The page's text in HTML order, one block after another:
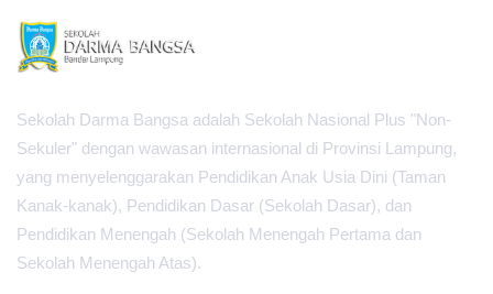
Sekolah Darma Bangsa adalah Sekolah Nasional Plus "Non-
Sekuler" dengan wawasan internasional di Provinsi Lampung,
yang menyelenggarakan Pendidikan Anak Usia Dini (Taman
Kanak-kanak), Pendidikan Dasar (Sekolah Dasar), dan
Pendidikan Menengah (Sekolah Menengah Pertama dan
Sekolah Menengah Atas).